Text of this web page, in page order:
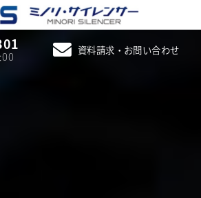
資料請求・お問い合わせ